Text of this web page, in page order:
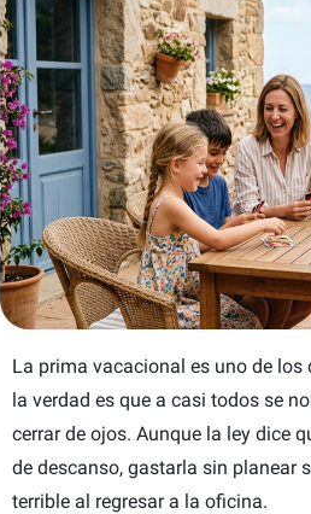
La prima vacacional es uno de
la verdad es que a casi todos se
cerrar de ojos. Aunque la ley dice
de descanso, gastarla sin planear
terrible al regresar a la oficina.